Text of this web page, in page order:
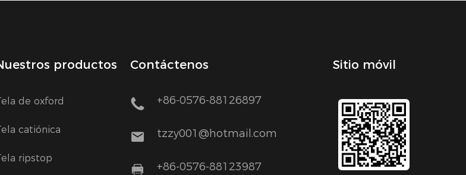
productos
de oxford
catiónica
ripstop
Contáctenos
+86-0576-88126897
tzzy001@hotmail.com
+86-0576-88123987
Sitio móvil